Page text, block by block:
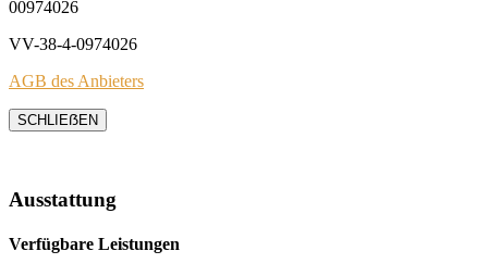
00974026
VV-38-4-0974026
AGB des Anbieters
SCHLIEẞEN
Ausstattung
Verfügbare Leistungen